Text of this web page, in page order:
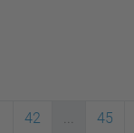
42 ... 45